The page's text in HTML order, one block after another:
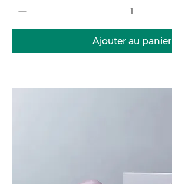
Ajouter au panier